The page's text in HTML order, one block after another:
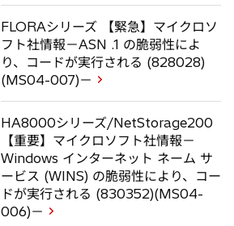
FLORAシリーズ 【緊急】マイクロソ
フト社情報－ASN .1 の脆弱性によ
り、コードが実行される (828028)
(MS04-007)－
HA8000シリーズ/NetStorage200
【重要】マイクロソフト社情報－
Windows インターネット ネーム サ
ービス (WINS) の脆弱性により、コー
ドが実行される (830352)(MS04-
006)－